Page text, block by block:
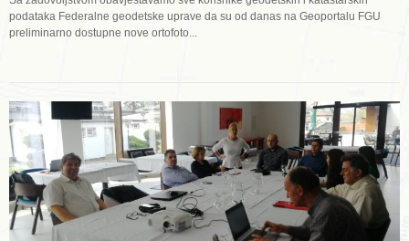
podataka Federalne geodetske uprave da su od danas na Geoportalu FGU
preliminarno dostupne nove ortofoto...Opširnije ...